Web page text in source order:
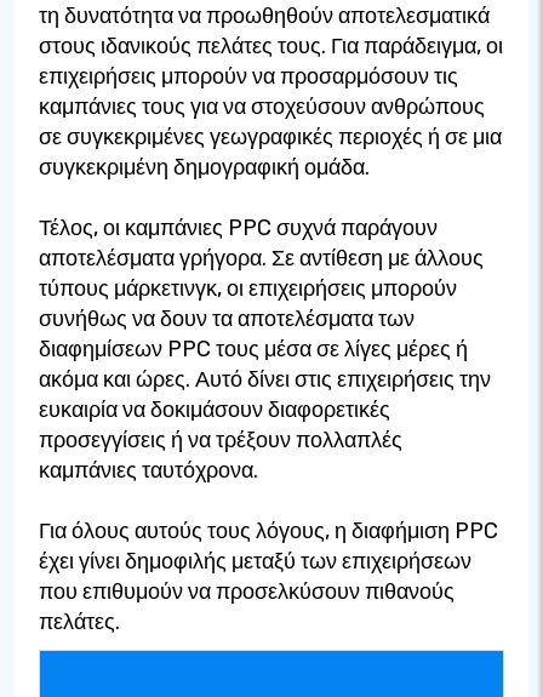
τη δυνατότητα να προωθηθούν αποτελεσματικά
στους ιδανικούς πελάτες τους. Για παράδειγμα, οι
επιχειρήσεις μπορούν να προσαρμόσουν τις
καμπάνιες τους για να στοχεύσουν ανθρώπους
σε συγκεκριμένες γεωγραφικές περιοχές ή σε μια
συγκεκριμένη δημογραφική ομάδα.
Τέλος, οι καμπάνιες PPC συχνά παράγουν
αποτελέσματα γρήγορα. Σε αντίθεση με άλλους
τύπους μάρκετινγκ, οι επιχειρήσεις μπορούν
συνήθως να δουν τα αποτελέσματα των
διαφημίσεων PPC τους μέσα σε λίγες μέρες ή
ακόμα και ώρες. Αυτό δίνει στις επιχειρήσεις την
ευκαιρία να δοκιμάσουν διαφορετικές
προσεγγίσεις ή να τρέξουν πολλαπλές
καμπάνιες ταυτόχρονα.
Για όλους αυτούς τους λόγους, η διαφήμιση PPC
έχει γίνει δημοφιλής μεταξύ των επιχειρήσεων
που επιθυμούν να προσελκύσουν πιθανούς
πελάτες.